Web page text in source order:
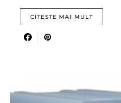
CITESTE MAI MULT